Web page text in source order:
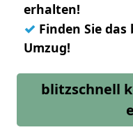
erhalten!
✓ Finden Sie
Umzug!
blitzschnell